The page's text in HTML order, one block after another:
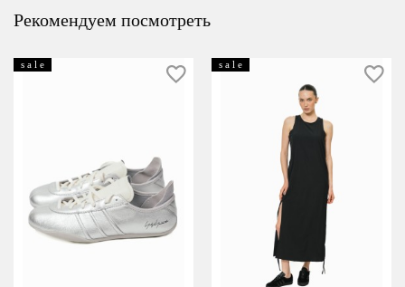
Рекомендуем посмотреть
s a l e s a l e